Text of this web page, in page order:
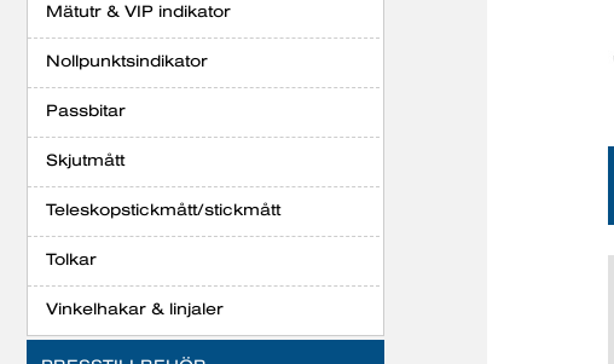
Mätutr & VIP indikator
Nollpunktsindikator
Passbitar
Skjutmått
Teleskopstickmått/stickmått
Tolkar
Vinkelhakar & linjaler